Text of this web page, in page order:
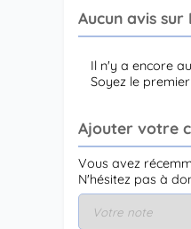
Aucun avis sur
Il n'y a encore
Soyez le
Ajouter votre
Vous avez
N'hésitez pas à